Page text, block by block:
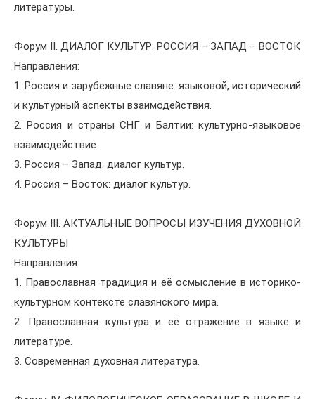
литературы.
Форум II. ДИАЛОГ КУЛЬТУР: РОССИЯ – ЗАПАД – ВОСТОК
Направления:
1. Россия и зарубежные славяне: языковой, исторический
и культурный аспекты взаимодействия.
2. Россия и страны СНГ и Балтии: культурно-языковое
взаимодействие.
3. Россия – Запад: диалог культур.
4. Россия – Восток: диалог культур.
Форум III. АКТУАЛЬНЫЕ ВОПРОСЫ ИЗУЧЕНИЯ ДУХОВНОЙ
КУЛЬТУРЫ
Направления:
1. Православная традиция и её осмысление в историко-
культурном контексте славянского мира.
2. Православная культура и её отражение в языке и
литературе.
3. Современная духовная литература.